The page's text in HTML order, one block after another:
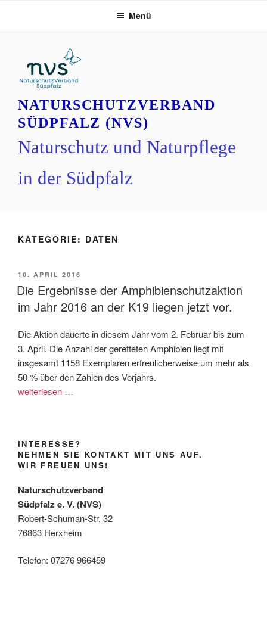
NATURSCHUTZVERBAND
SÜDPFALZ (NVS)
Naturschutz und Naturpflege
in der Südpfalz
Menü
KATEGORIE: DATEN
VERÖFFENTLICHT
AM
10. APRIL 2016
Die Ergebnisse der Amphibienschutzaktion
im Jahr 2016 an der K19 liegen jetzt vor.
Die Aktion dauerte in diesem Jahr vom 2. Februar bis zum
3. April. Die Anzahl der geretteten Amphibien liegt mit
insgesamt 1158 Exemplaren erfreulicherweise um mehr als
50 % über den Zahlen des Vorjahrs.
weiterlesen …
INTERESSE?
NEHMEN SIE KONTAKT MIT UNS AUF.
WIR FREUEN UNS!
Naturschutzverband
Südpfalz e. V. (NVS)
Robert-Schuman-Str. 32
76863 Herxheim
Telefon: 07276 966459